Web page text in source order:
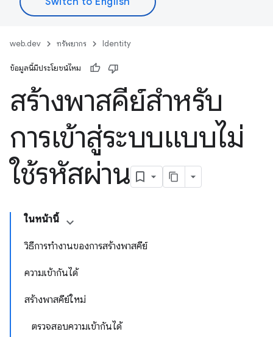
web.dev ทรัพยากร Identity
ข้อมูลนี้มีประโยชน์ไหม
สร้างพาสคีย์สำหรับ
การเข้าสู่ระบบแบบไม่
ใช้รหัสผ่าน
ในหน้านี้
วิธีการทำงานของการสร้างพาสคีย์
ความเข้ากันได้
สร้างพาสคีย์ใหม่
ตรวจสอบความเข้ากันได้